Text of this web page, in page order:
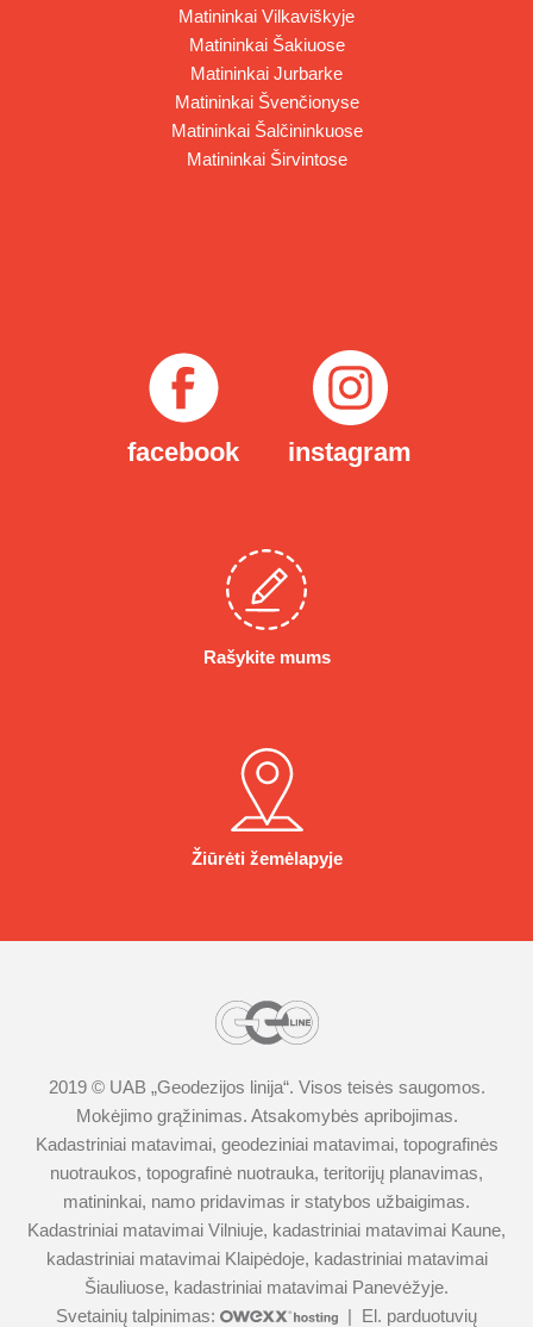
Matininkai Vilkaviškyje
Matininkai Šakiuose
Matininkai Jurbarke
Matininkai Švenčionyse
Matininkai Šalčininkuose
Matininkai Širvintose
facebook instagram
Rašykite mums
Žiūrėti žemėlapyje
2019 © UAB „Geodezijos linija“. Visos teisės saugomos.
Mokėjimo grąžinimas. Atsakomybės apribojimas.
Kadastriniai matavimai, geodeziniai matavimai, topografinės
nuotraukos, topografinė nuotrauka, teritorijų planavimas,
matininkai, namo pridavimas ir statybos užbaigimas.
Kadastriniai matavimai Vilniuje, kadastriniai matavimai Kaune,
kadastriniai matavimai Klaipėdoje, kadastriniai matavimai
Šiauliuose, kadastriniai matavimai Panevėžyje.
Svetainių talpinimas:
| El. parduotuvių